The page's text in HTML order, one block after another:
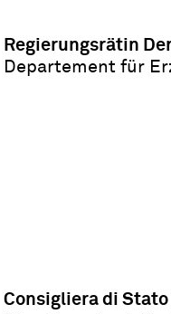
Regierungsrätin
Departement für
Consigliera di